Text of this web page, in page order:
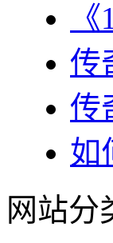
传
传
如
网站分